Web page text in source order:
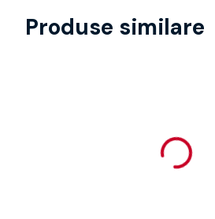
Produse similare